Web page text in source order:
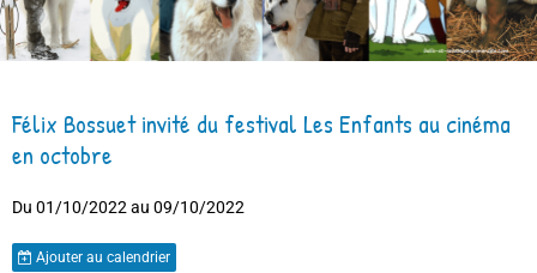
Félix Bossuet invité du festival Les Enfants au cinéma
en octobre
Du 01/10/2022au 09/10/2022
Ajouter au calendrier